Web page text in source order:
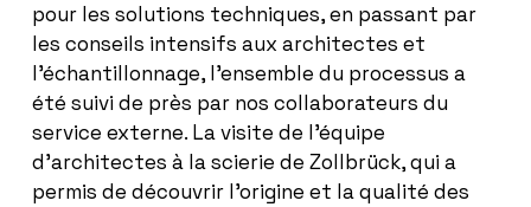
pour les solutions techniques, en passant par
les conseils intensifs aux architectes et
l’échantillonnage, l’ensemble du processus a
été suivi de près par nos collaborateurs du
service externe. La visite de l’équipe
d’architectes à la scierie de Zollbrück, qui a
permis de découvrir l’origine et la qualité des